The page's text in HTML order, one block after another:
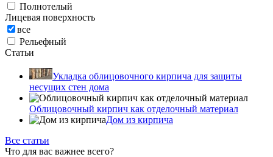
Полнотелый
Лицевая поверхность
все
Рельефный
Статьи
Укладка облицовочного кирпича для защиты
несущих стен дома
Облицовочный кирпич как отделочный материал
Дом из кирпича
Все статьи
Что для вас важнее всего?